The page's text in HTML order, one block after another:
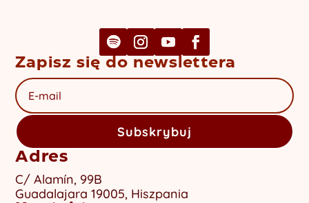
Zapisz się do newslettera
Subskrybuj
Adres
C/ Alamín, 99B
Guadalajara 19005, Hiszpania